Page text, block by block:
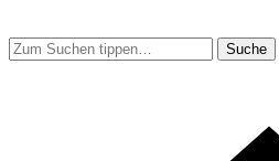
Suche